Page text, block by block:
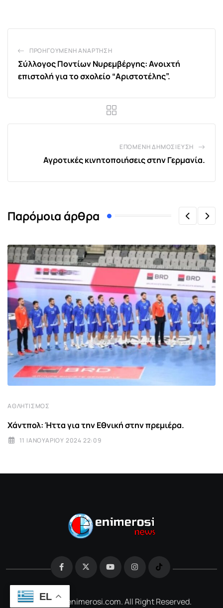
ΠΡΟΗΓΟΎΜΕΝΗ ΑΝΆΡΤΗΣΗ
Σύλλογος Ποντίων Νυρεμβέργης: Ανοιχτή
επιστολή για το σχολείο “Αριστοτέλης”.
ΕΠΌΜΕΝΗ ΔΗΜΟΣΊΕΥΣΗ
Αγροτικές κινητοποιήσεις στην Γερμανία.
Παρόμοια άρθρα
ΑΘΛΗΤΙΣΜΌΣ
Χάντπολ: Ήττα για την Εθνική στην πρεμιέρα.
11 ΙΑΝΟΥΑΡΊΟΥ 2024 22:09
@2026 e-enimerosi.com. All Right Reserved.
EL